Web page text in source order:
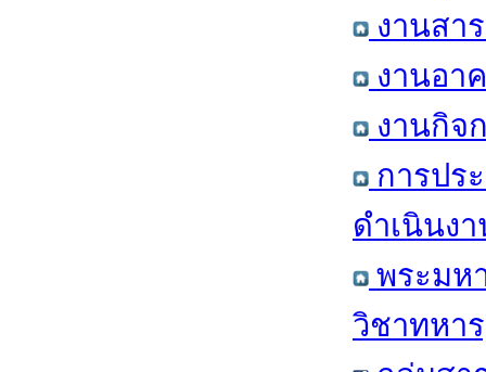
งานสา
งานอา
งานกิจ
การปร
ดำเนินง
พระมห
วิชาทหา